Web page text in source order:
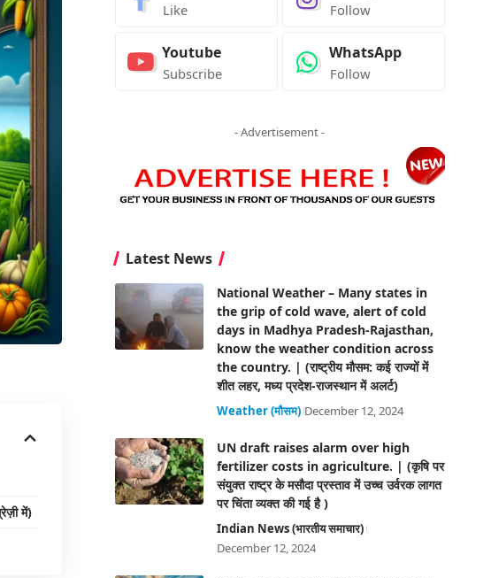
में)
Like Follow
Youtube
Subscribe
WhatsApp
Follow
- Advertisement -
Latest News
National Weather – Many states in
the grip of cold wave, alert of cold
days in Madhya Pradesh-Rajasthan,
know the weather condition across
the country. | (राष्ट्रीय मौसम: कई राज्यों में
शीत लहर, मध्य प्रदेश-राजस्थान में अलर्ट)
Weather (मौसम) December 12, 2024
UN draft raises alarm over high
fertilizer costs in agriculture. | (कृषि पर
संयुक्त राष्ट्र के मसौदा प्रस्ताव में उच्च उर्वरक लागत
पर चिंता व्यक्त की गई है )
Indian News (भारतीय समाचार)
December 12, 2024